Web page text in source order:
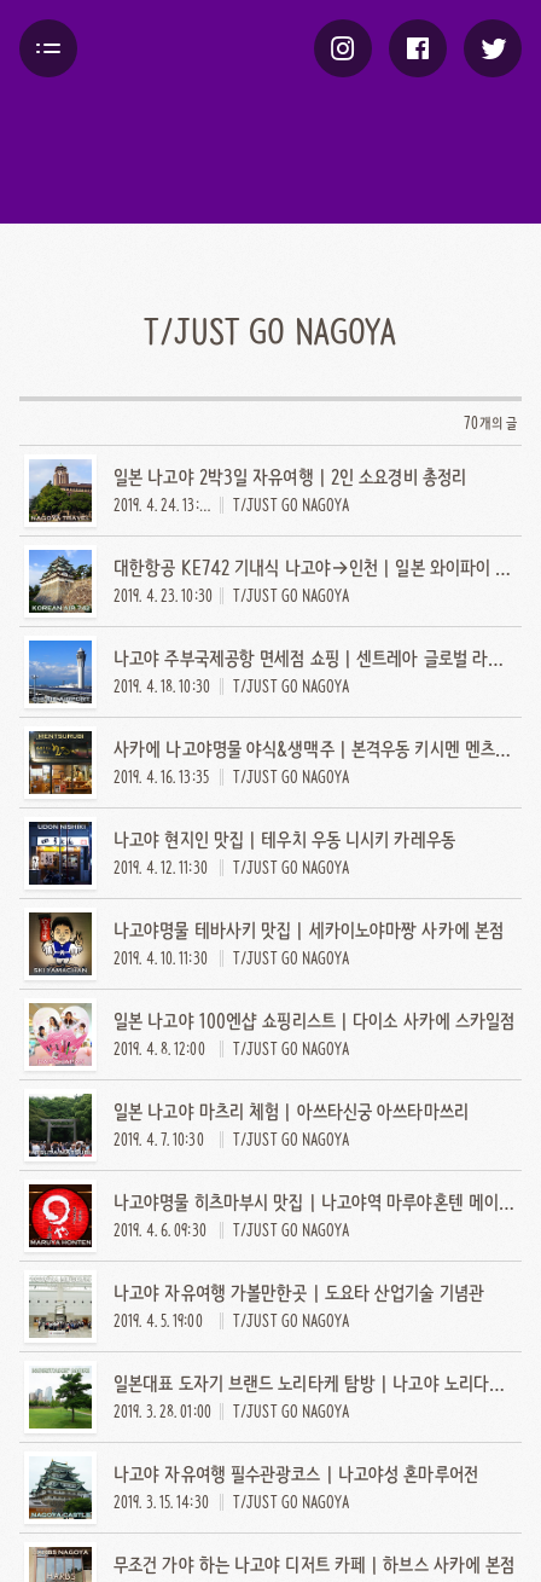
T/JUST GO NAGOYA
70개의 글
일본 나고야 2박3일 자유여행 | 2인 소요경비 총정리
2019. 4. 24. 13:30 T/JUST GO NAGOYA
대한항공 KE742 기내식 나고야→인천 | 일본 와이파이 도시락
2019. 4. 23. 10:30 T/JUST GO NAGOYA
나고야 주부국제공항 면세점 쇼핑 | 센트레아 글로벌 라운지
2019. 4. 18. 10:30 T/JUST GO NAGOYA
사카에 나고야명물 야식&생맥주 | 본격우동 키시멘 멘츠루비
2019. 4. 16. 13:35 T/JUST GO NAGOYA
나고야 현지인 맛집 | 테우치 우동 니시키 카레우동
2019. 4. 12. 11:30 T/JUST GO NAGOYA
나고야명물 테바사키 맛집 | 세카이노야마짱 사카에 본점
2019. 4. 10. 11:30 T/JUST GO NAGOYA
일본 나고야 100엔샵 쇼핑리스트 | 다이소 사카에 스카일점
2019. 4. 8. 12:00 T/JUST GO NAGOYA
일본 나고야 마츠리 체험 | 아쓰타신궁 아쓰타마쓰리
2019. 4. 7. 10:30 T/JUST GO NAGOYA
나고야명물 히츠마부시 맛집 | 나고야역 마루야혼텐 메이에키점
2019. 4. 6. 09:30 T/JUST GO NAGOYA
나고야 자유여행 가볼만한곳 | 도요타 산업기술 기념관
2019. 4. 5. 19:00 T/JUST GO NAGOYA
일본대표 도자기 브랜드 노리타케 탐방 | 나고야 노리다케의 숲
2019. 3. 28. 01:00 T/JUST GO NAGOYA
나고야 자유여행 필수관광코스 | 나고야성 혼마루어전
2019. 3. 15. 14:30 T/JUST GO NAGOYA
무조건 가야 하는 나고야 디저트 카페 | 하브스 사카에 본점